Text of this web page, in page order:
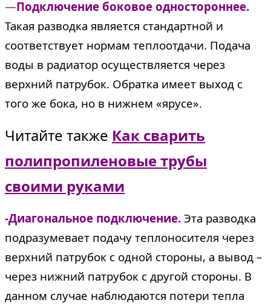
—Подключение боковое одностороннее.
Такая разводка является стандартной и
соответствует нормам теплоотдачи. Подача
воды в радиатор осуществляется через
верхний патрубок. Обратка имеет выход с
того же бока, но в нижнем «ярусе».
Читайте также Как сварить
полипропиленовые трубы
своими руками
-Диагональное подключение. Эта разводка
подразумевает подачу теплоносителя через
верхний патрубок с одной стороны, а вывод –
через нижний патрубок с другой стороны. В
данном случае наблюдаются потери тепла